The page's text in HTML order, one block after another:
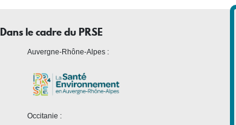
Dans le cadre du PRSE
Auvergne-Rhône-Alpes :
Occitanie :